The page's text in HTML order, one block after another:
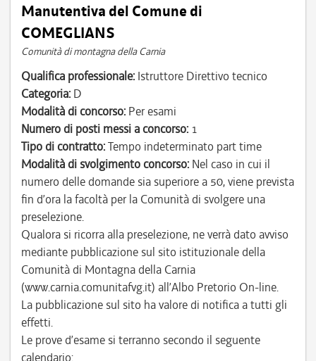
Manutentiva del Comune di
COMEGLIANS
Comunità di montagna della Carnia
Qualifica professionale: Istruttore Direttivo tecnico
Categoria: D
Modalità di concorso: Per esami
Numero di posti messi a concorso: 1
Tipo di contratto:Tempo indeterminato part time
Modalità di svolgimento concorso: Nel caso in cui il
numero delle domande sia superiore a 50, viene prevista
fin d’ora la facoltà per la Comunità di svolgere una
preselezione.
Qualora si ricorra alla preselezione, ne verrà dato avviso
mediante pubblicazione sul sito istituzionale della
Comunità di Montagna della Carnia
(www.carnia.comunitafvg.it) all’Albo Pretorio On-line.
La pubblicazione sul sito ha valore di notifica a tutti gli
effetti.
Le prove d’esame si terranno secondo il seguente
calendario: